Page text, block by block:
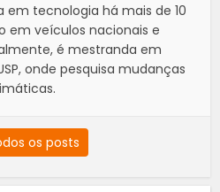
em tecnologia há mais de 10
em veículos nacionais e
é mestranda em
onde pesquisa mudanças
os posts